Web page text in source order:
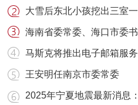
马斯克将推出电子邮箱服务
王安明任南京市委常委